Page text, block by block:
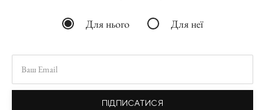
Для нього Для неї
ПІДПИСАТИСЯ